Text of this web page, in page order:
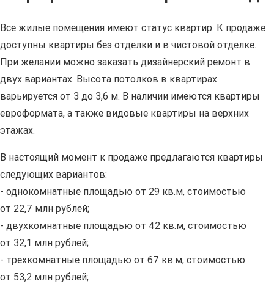
Все жилые помещения имеют статус квартир. К продаже
доступны квартиры без отделки и в чистовой отделке.
При желании можно заказать дизайнерский ремонт в
двух вариантах. Высота потолков в квартирах
варьируется от 3 до 3,6 м. В наличии имеются квартиры
евроформата, а также видовые квартиры на верхних
этажах.
В настоящий момент к продаже предлагаются квартиры
следующих вариантов:
- однокомнатные площадью от 29 кв.м, стоимостью
от 22,7 млн рублей;
- двухкомнатные площадью от 42 кв.м, стоимостью
от 32,1 млн рублей;
- трехкомнатные площадью от 67 кв.м, стоимостью
от 53,2 млн рублей;